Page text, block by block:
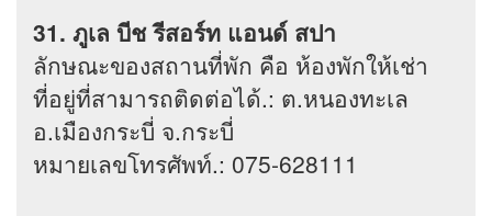
31. ภูเล บีช รีสอร์ท แอนด์ สปา
ลักษณะของสถานที่พัก คือ ห้องพักให้เช่า
ที่อยู่ที่สามารถติดต่อได้.: ต.หนองทะเล
อ.เมืองกระบี่ จ.กระบี่
หมายเลขโทรศัพท์.: 075-628111